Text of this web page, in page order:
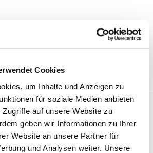
Cookies
um Inhalte und Anzeigen zu
für soziale Medien anbieten
auf unsere Website zu
geben wir Informationen zu Ihrer
Website an unsere Partner für
und Analysen weiter. Unsere
Stick-on (Klebehaftung) Schleifscheiben des
Lochung. Durch die Verwendu…